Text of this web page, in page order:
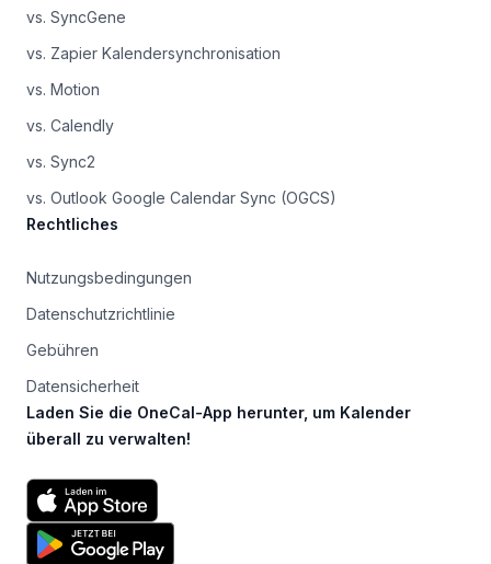
vs. SyncGene
vs. Zapier Kalendersynchronisation
vs. Motion
vs. Calendly
vs. Sync2
vs. Outlook Google Calendar Sync (OGCS)
Rechtliches
Nutzungsbedingungen
Datenschutzrichtlinie
Gebühren
Datensicherheit
Laden Sie die OneCal-App herunter, um Kalender
überall zu verwalten!